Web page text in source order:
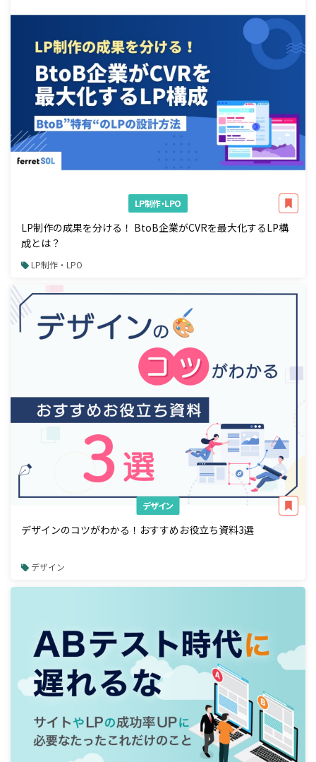
LP制作・LPO
LP制作の成果を分ける！ BtoB企業がCVRを最大化するLP構
成とは？
LP制作・LPO
デザイン
デザインのコツがわかる！おすすめお役立ち資料3選
デザイン